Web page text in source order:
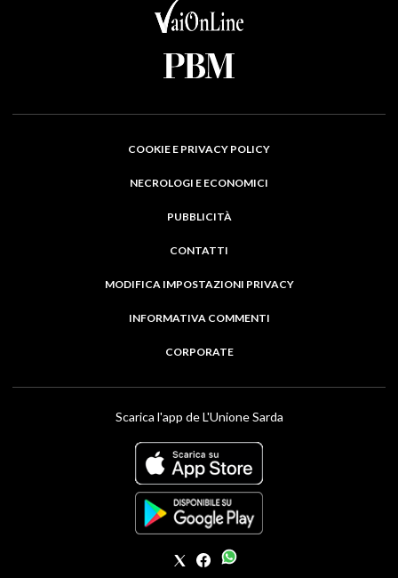
COOKIE E PRIVACY POLICY
NECROLOGI E ECONOMICI
PUBBLICITÀ
CONTATTI
MODIFICA IMPOSTAZIONI PRIVACY
INFORMATIVA COMMENTI
CORPORATE
Scarica l'app de L'Unione Sarda